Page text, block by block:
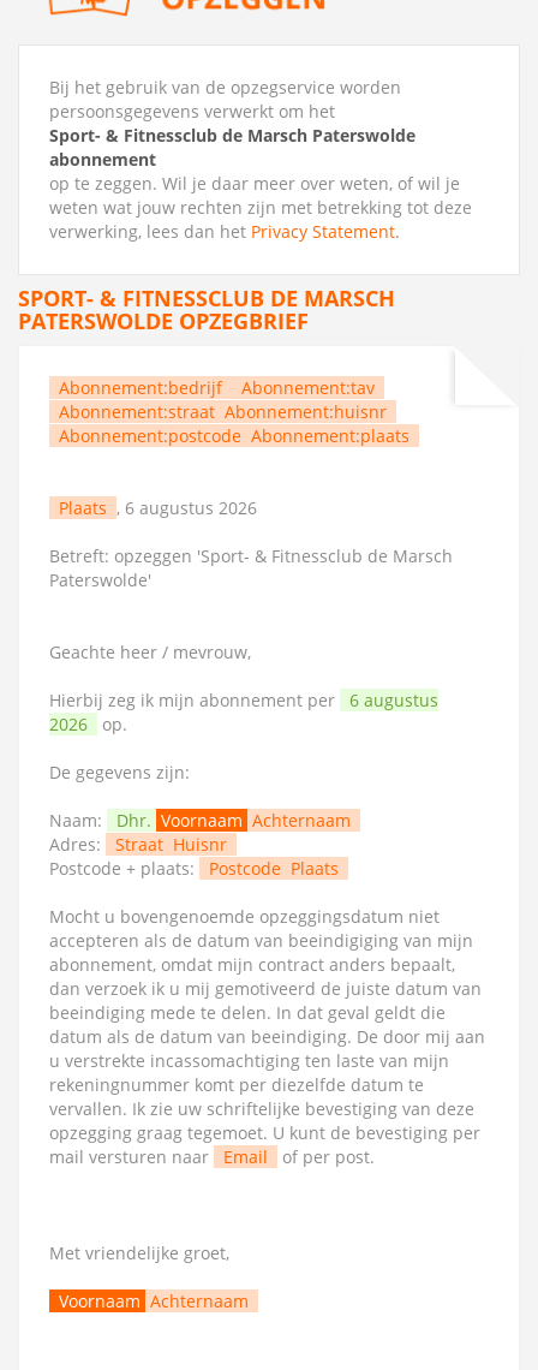
Bij het gebruik van de opzegservice worden
persoonsgegevens verwerkt om het
Sport- & Fitnessclub de Marsch Paterswolde
abonnement
op te zeggen. Wil je daar meer over weten, of wil je
weten wat jouw rechten zijn met betrekking tot deze
verwerking, lees dan het Privacy Statement.
SPORT- & FITNESSCLUB DE MARSCH
PATERSWOLDE OPZEGBRIEF
Abonnement:bedrijf
Abonnement:tav
Abonnement:straat Abonnement:huisnr
Abonnement:postcode Abonnement:plaats
Plaats , 6 augustus 2026
Betreft: opzeggen 'Sport- & Fitnessclub de Marsch
Paterswolde'
Geachte heer / mevrouw,
Hierbij zeg ik mijn abonnement per
6 augustus
2026
op.
De gegevens zijn:
Naam: Dhr. Voornaam Achternaam
Adres:
Straat Huisnr
Postcode + plaats:
Postcode Plaats
Mocht u bovengenoemde opzeggingsdatum niet
accepteren als de datum van beeindigiging van mijn
abonnement, omdat mijn contract anders bepaalt,
dan verzoek ik u mij gemotiveerd de juiste datum van
beeindiging mede te delen. In dat geval geldt die
datum als de datum van beeindiging. De door mij aan
u verstrekte incassomachtiging ten laste van mijn
rekeningnummer komt per diezelfde datum te
vervallen. Ik zie uw schriftelijke bevestiging van deze
opzegging graag tegemoet. U kunt de bevestiging per
mail versturen naar
Email of per post.
Met vriendelijke groet,
Voornaam Achternaam